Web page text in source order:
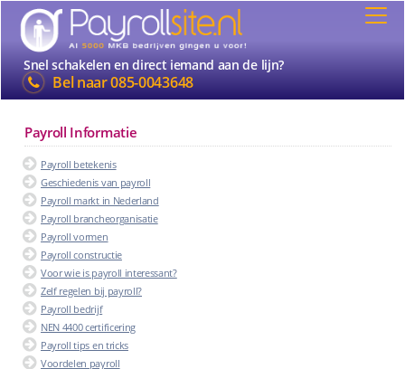
Snel schakelen en direct iemand aan de lijn?
Bel naar085-0043648
Payroll Informatie
Payroll betekenis
Geschiedenis van payroll
Payroll markt in Nederland
Payroll brancheorganisatie
Payroll vormen
Payroll constructie
Voor wie is payroll interessant?
Zelf regelen bij payroll?
Payroll bedrijf
NEN 4400 certificering
Payroll tips en tricks
Voordelen payroll